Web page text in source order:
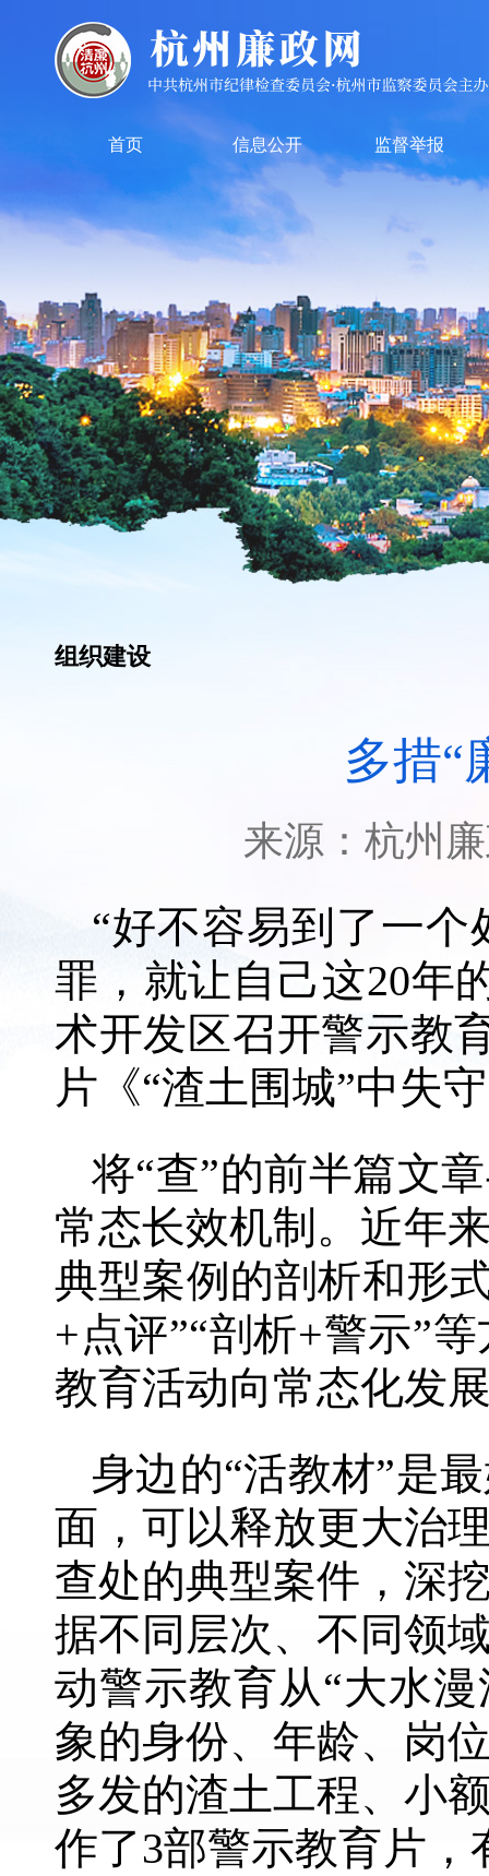
首页 信息公开 监督举报
组织建设
多措“
来源： 杭州
“好不容易到了一
罪，就让自己这20年
术开发区召开警示教
片《“渣土围城”中失
将“查”的前半篇文
常态长效机制。近年
典型案例的剖析和形
+点评”“剖析+警示”
教育活动向常态化发
身边的“活教材”是
面，可以释放更大治
查处的典型案件，深
据不同层次、不同领
动警示教育从“大水
象的身份、年龄、岗
多发的渣土工程、小
作了3部警示教育片